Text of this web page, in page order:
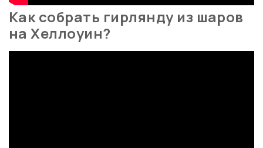
Как собрать гирлянду из шаров
на Хеллоуин?